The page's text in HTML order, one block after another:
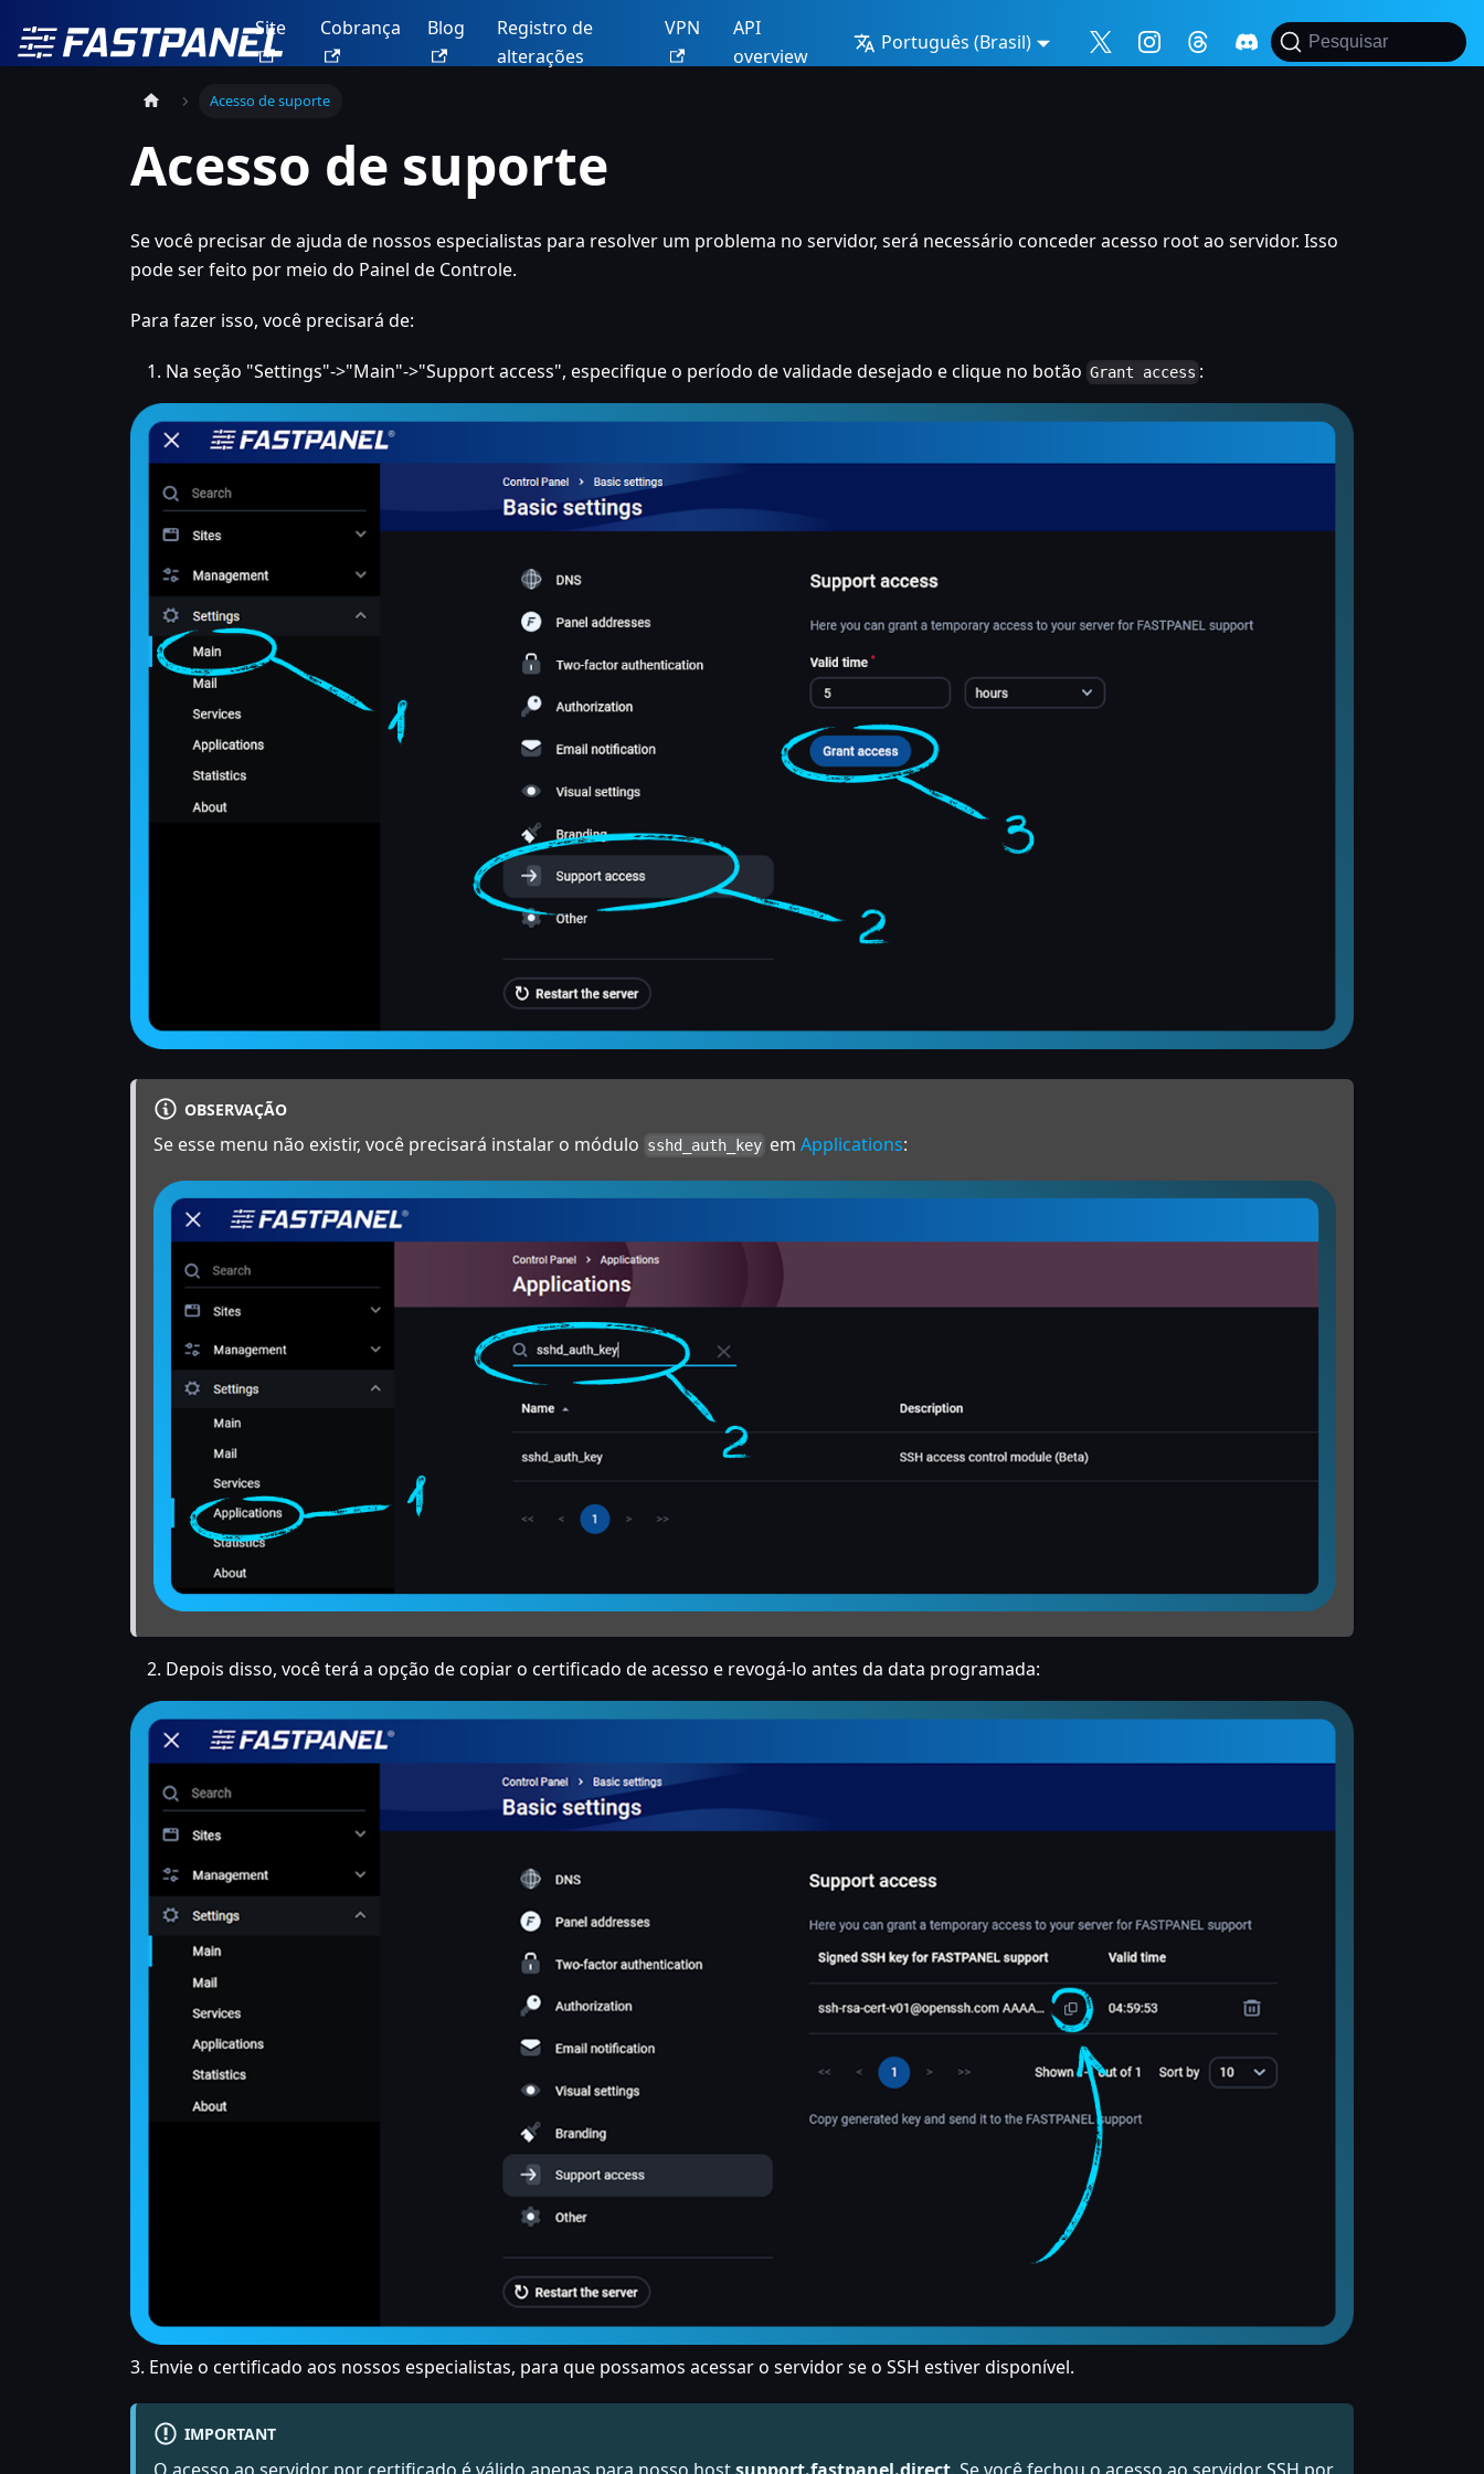
Site Cobrança Blog
Registro de
alterações
VPN
API
overview
Português (Brasil) Pesquisar
Acesso de suporte
Acesso de suporte
Se você precisar de ajuda de nossos especialistas para resolver um problema no servidor, será necessário conceder acesso root ao servidor. Isso
pode ser feito por meio do Painel de Controle.
Para fazer isso, você precisará de:
Na seção "Settings"->"Main"->"Support access", especifique o período de validade desejado e clique no botão Grant access :
OBSERVAÇÃO
Se esse menu não existir, você precisará instalar o módulo sshd_auth_key emApplications:
Depois disso, você terá a opção de copiar o certificado de acesso e revogá-lo antes da data programada:
3. Envie o certificado aos nossos especialistas, para que possamos acessar o servidor se o SSH estiver disponível.
IMPORTANT
O acesso ao servidor por certificado é válido apenas para nosso hostsupport.fastpanel.direct . Se você fechou o acesso ao servidor SSH por